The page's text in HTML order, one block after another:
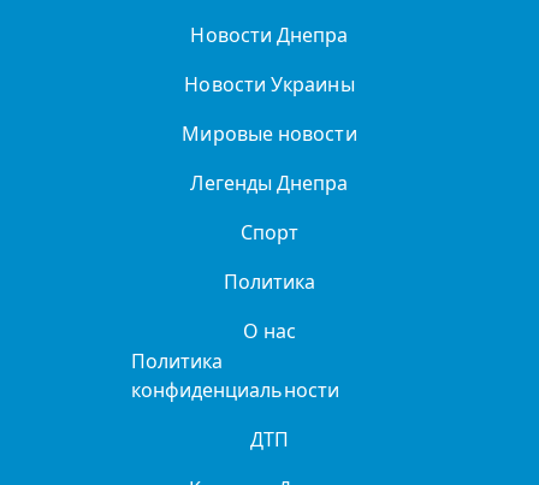
Новости Днепра
Новости Украины
Мировые новости
Легенды Днепра
Спорт
Политика
О нас
Политика
конфиденциальности
ДТП